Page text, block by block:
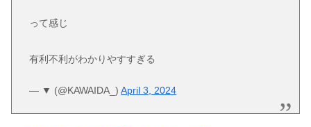
って感じ
有利不利がわかりやすすぎる
— ▼ (@KAWAIDA_)April 3, 2024